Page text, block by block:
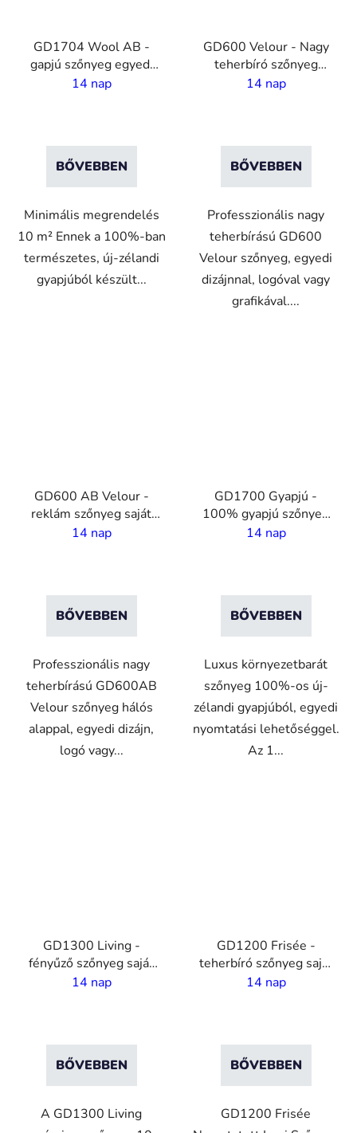
GD1704 Wool AB -
gapjú szőnyeg egyedi
nyomtatással - 4 m
14 nap
BŐVEBBEN
Minimális megrendelés
10 m² Ennek a 100%-ban
természetes, új-zélandi
gyapjúból készült...
GD600 Velour - Nagy
teherbíró szőnyeg
egyedi nyomtatással - 2
14 nap
BŐVEBBEN
Professzionális nagy
teherbírású GD600
Velour szőnyeg, egyedi
dizájnnal, logóval vagy
grafikával....
GD600 AB Velour -
reklám szőnyeg saját
nyomtatással- 2 m
14 nap
BŐVEBBEN
Professzionális nagy
teherbírású GD600AB
Velour szőnyeg hálós
alappal, egyedi dizájn,
logó vagy...
GD1700 Gyapjú -
100% gyapjú szőnyeg
saját nyomatásal - 10
14 nap
BŐVEBBEN
Luxus környezetbarát
szőnyeg 100%-os új-
zélandi gyapjúból, egyedi
nyomtatási lehetőséggel.
Az 1...
GD1300 Living -
fényűző szőnyeg saját
nyomatatással - 10 mm
14 nap
BŐVEBBEN
A GD1300 Living
GD1200 Frisée -
teherbíró szőnyeg saját
nyomtatással- 7 mm
14 nap
BŐVEBBEN
GD1200 Frisée